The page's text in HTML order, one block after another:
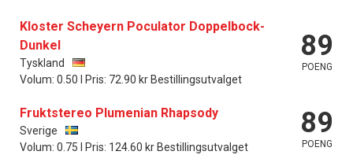
Kloster Scheyern Poculator Doppelbock-
Dunkel
Tyskland
Volum: 0.50 l Pris: 72.90 kr Bestillingsutvalget
89
POENG
Fruktstereo Plumenian Rhapsody
Sverige
Volum: 0.75 l Pris: 124.60 kr Bestillingsutvalget
89
POENG